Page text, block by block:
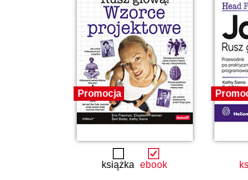
Promocja
książka ebook